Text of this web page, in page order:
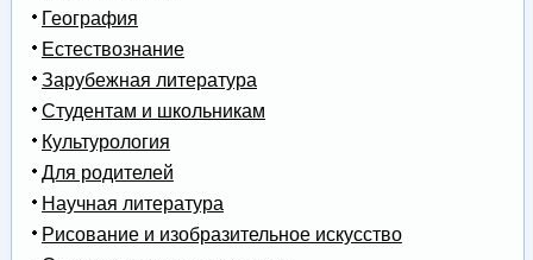
География
Естествознание
Зарубежная литература
Студентам и школьникам
Культурология
Для родителей
Научная литература
Рисование и изобразительное искусство